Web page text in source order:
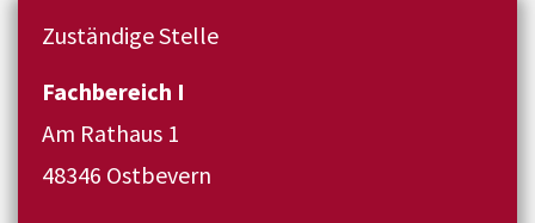
Zuständige Stelle
Fachbereich I
Am Rathaus 1
48346 Ostbevern